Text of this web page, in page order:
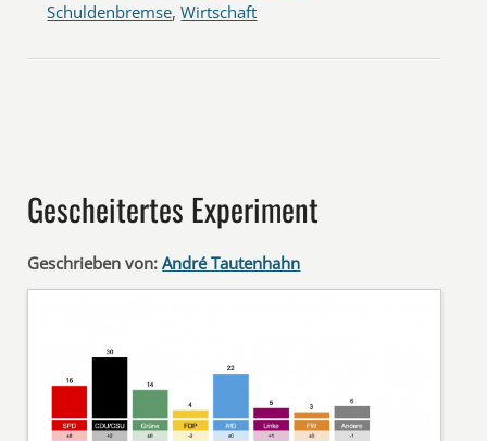
Schuldenbremse,Wirtschaft
Gescheitertes Experiment
Geschrieben von: André Tautenhahn